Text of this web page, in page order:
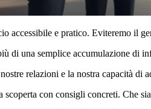
accessibile e pratico. Eviteremo il
di una semplice accumulazione di
relazioni e la nostra capacità di
scoperta con consigli concreti. Che